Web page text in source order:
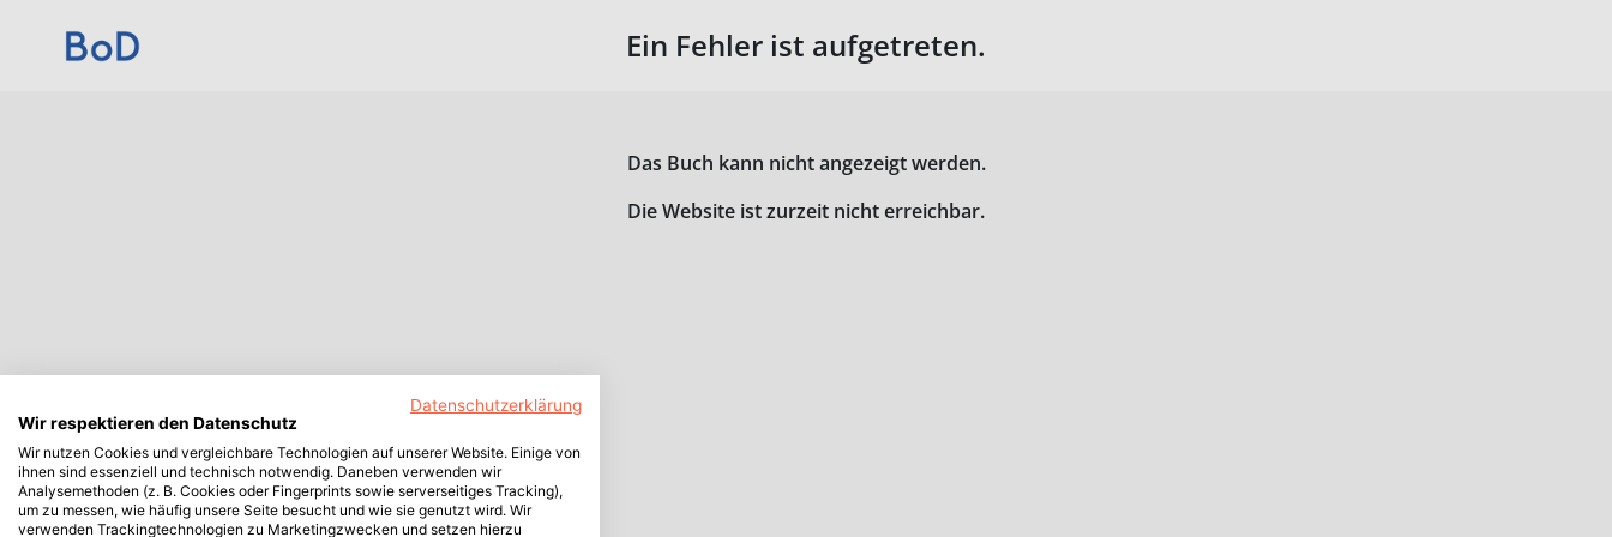
Ein Fehler ist aufgetreten.
Das Buch kann nicht angezeigt werden.
Die Website ist zurzeit nicht erreichbar.
Datenschutzerklärung
Wir respektieren den Datenschutz
Wir nutzen Cookies und vergleichbare Technologien auf unserer Website. Einige von
ihnen sind essenziell und technisch notwendig. Daneben verwenden wir
Analysemethoden (z. B. Cookies oder Fingerprints sowie serverseitiges Tracking),
um zu messen, wie häufig unsere Seite besucht und wie sie genutzt wird. Wir
verwenden Trackingtechnologien zu Marketingzwecken und setzen hierzu